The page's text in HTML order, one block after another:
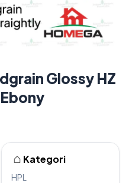
Glossy HZ
Kategori
HPL